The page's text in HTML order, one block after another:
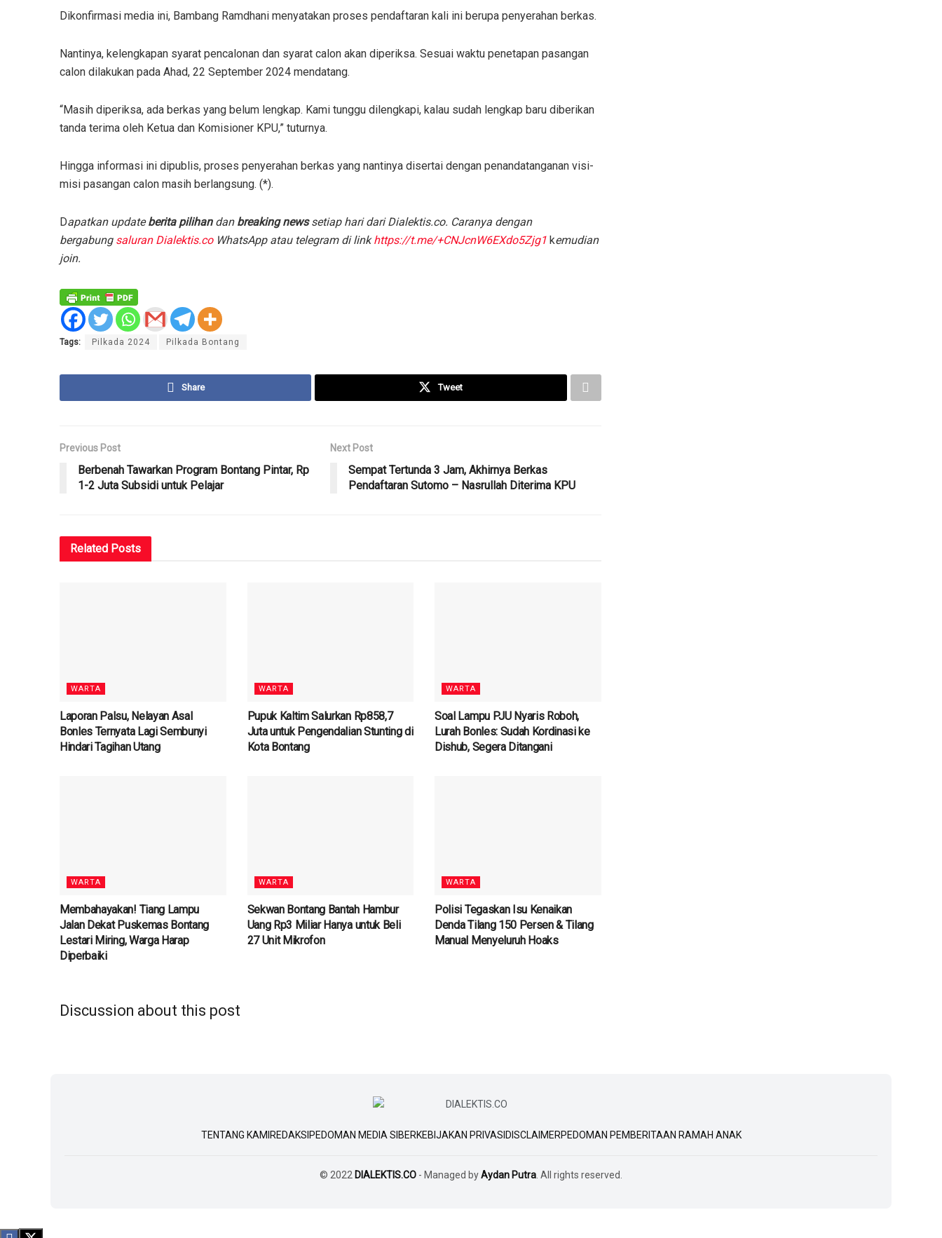
Dikonfirmasi media ini, Bambang Ramdhani menyatakan proses pendaftaran kali ini berupa penyerahan berkas.
Nantinya, kelengkapan syarat pencalonan dan syarat calon akan diperiksa. Sesuai waktu penetapan pasangan
calon dilakukan pada Ahad, 22 September 2024 mendatang.
“Masih diperiksa, ada berkas yang belum lengkap. Kami tunggu dilengkapi, kalau sudah lengkap baru diberikan
tanda terima oleh Ketua dan Komisioner KPU,” tuturnya.
Hingga informasi ini dipublis, proses penyerahan berkas yang nantinya disertai dengan penandatanganan visi-
misi pasangan calon masih berlangsung. (*).
Dapatkan updateberita pilihan dan breaking newssetiap hari dari Dialektis.co. Caranya dengan
bergabung saluran Dialektis.coWhatsApp atau telegram di linkhttps://t.me/+CNJcnW6EXdo5Zjg1 kemudian
join.
Tags: Pilkada 2024 Pilkada Bontang
Share Tweet
Previous Post
Berbenah Tawarkan Program Bontang Pintar, Rp
1-2 Juta Subsidi untuk Pelajar
Next Post
Sempat Tertunda 3 Jam, Akhirnya Berkas
Pendaftaran Sutomo – Nasrullah Diterima KPU
Related Posts
WARTA
Laporan Palsu, Nelayan Asal
Bonles Ternyata Lagi Sembunyi
Hindari Tagihan Utang
WARTA
Pupuk Kaltim Salurkan Rp858,7
Juta untuk Pengendalian Stunting di
Kota Bontang
WARTA
Soal Lampu PJU Nyaris Roboh,
Lurah Bonles: Sudah Kordinasi ke
Dishub, Segera Ditangani
WARTA
Membahayakan! Tiang Lampu
Jalan Dekat Puskemas Bontang
Lestari Miring, Warga Harap
Diperbaiki
WARTA
Sekwan Bontang Bantah Hambur
Uang Rp3 Miliar Hanya untuk Beli
27 Unit Mikrofon
WARTA
Polisi Tegaskan Isu Kenaikan
Denda Tilang 150 Persen & Tilang
Manual Menyeluruh Hoaks
Discussion about this post
TENTANG KAMI REDAKSI PEDOMAN MEDIA SIBERKEBIJAKAN PRIVASI DISCLAIMERPEDOMAN PEMBERITAAN RAMAH ANAK
© 2022 DIALEKTIS.CO - Managed byAydan Putra . All rights reserved.